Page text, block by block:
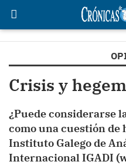
Crisis y
¿Puede considerarse
como una cuestión de
Instituto Galego de
Internacional IGADI